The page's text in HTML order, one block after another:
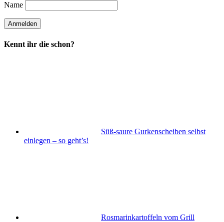
Name
Kennt ihr die schon?
Süß-saure Gurkenscheiben selbst
einlegen – so geht’s!
Rosmarinkartoffeln vom Grill